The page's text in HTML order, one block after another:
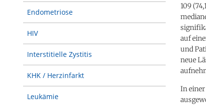
Endometriose
HIV
Interstitielle Zystitis
KHK / Herzinfarkt
Leukämie
109
auf
und
neue
In einer